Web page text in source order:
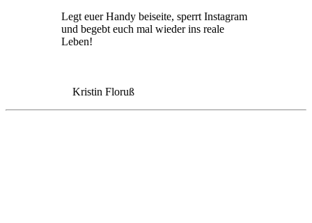
Legt euer Handy beiseite, sperrt Instagram
und begebt euch mal wieder ins reale
Leben!
Kristin Floruß